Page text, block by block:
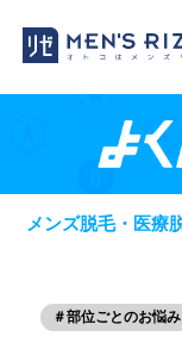
メンズ脱毛・医療
＃部位ごとのお悩み